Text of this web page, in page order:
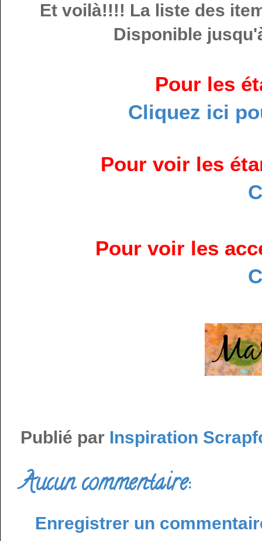
Et voilà!!!! La liste des
Disponible
Pour les
Cliquez ici
Pour voir les
Pour voir les
Publié par Inspiration
Aucun commentaire:
Enregistrer un